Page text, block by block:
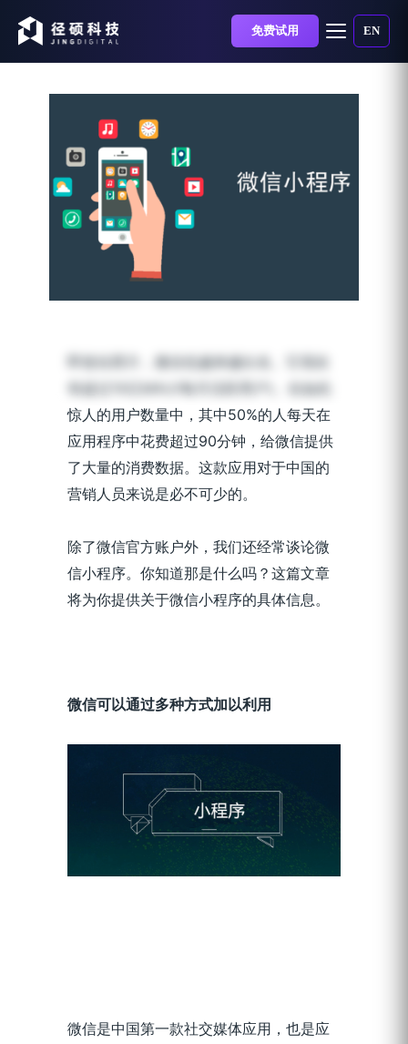
免费试用 EN
更有用？
发布时间：2018-09-26 | 阅读时长：6 分钟
即使在西方，微信也越来越出名。它现在
有超过10亿MAU(每月活跃用户)。在如此
惊人的用户数量中，其中50%的人每天在
应用程序中花费超过90分钟，给微信提供
了大量的消费数据。这款应用对于中国的
营销人员来说是必不可少的。
除了微信官方账户外，我们还经常谈论微
信小程序。你知道那是什么吗？这篇文章
将为你提供关于微信小程序的具体信息。
微信可以通过多种方式加以利用
微信是中国第一款社交媒体应用，也是应